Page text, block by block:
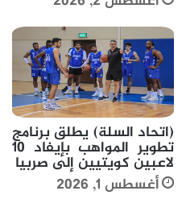
(اتحاد السلة) يطلق برنامج
تطوير المواهب بإيفاد 10
لاعبين كويتيين إلى صربيا
أغسطس 1, 2026